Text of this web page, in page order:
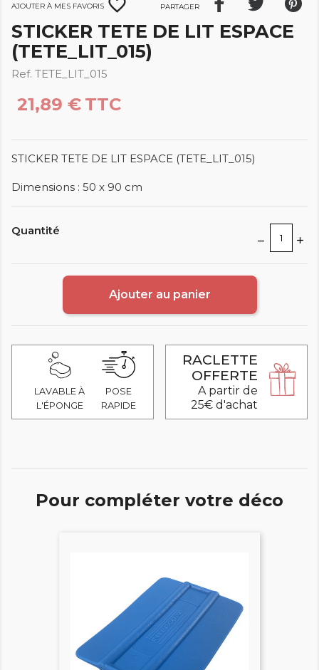
Ajouter à mes favoris favorite_border Partager
STICKER TETE DE LIT ESPACE
(TETE_LIT_015)
Ref. TETE_LIT_015
21,89 € TTC
STICKER TETE DE LIT ESPACE (TETE_LIT_015)
Dimensions : 50 x 90 cm
Quantité
Ajouter au panier
LAVABLE À
L'ÉPONGE
POSE
RAPIDE
RACLETTE
OFFERTE
A partir de
25€ d'achat
Pour compléter votre déco